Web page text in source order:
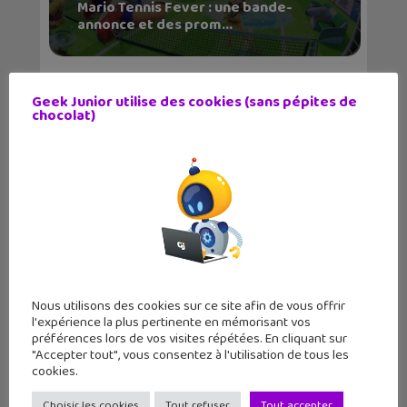
Mario Tennis Fever : une bande-
annonce et des prom...
Geek Junior utilise des cookies (sans pépites de
chocolat)
Nous utilisons des cookies sur ce site afin de vous offrir
l'expérience la plus pertinente en mémorisant vos
préférences lors de vos visites répétées. En cliquant sur
"Accepter tout", vous consentez à l'utilisation de tous les
cookies.